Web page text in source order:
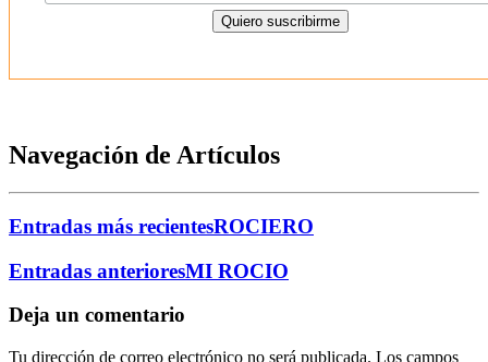
Navegación de Artículos
Entradas más recientesROCIERO
Entradas anterioresMI ROCIO
Deja un comentario
Tu dirección de correo electrónico no será publicada. Los campos